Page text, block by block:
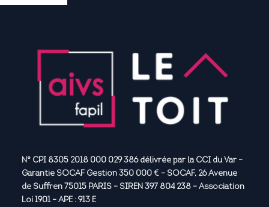
Vous connecter
N° CPI 8305 2018 000 029 386 délivrée par la CCI du Var –
Garantie SOCAF Gestion 350 000 € – SOCAF, 26 Avenue
de Suffren 75015 PARIS – SIREN 397 804 238 – Association
Loi 1901 – APE : 913 E